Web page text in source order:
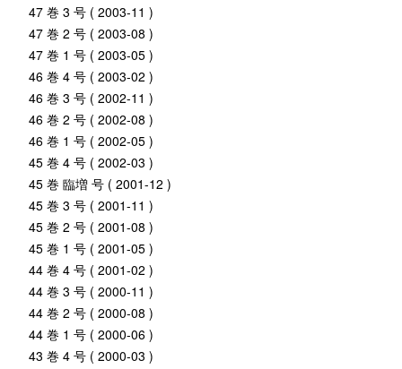
47 巻 3 号 ( 2003-11 )
47 巻 2 号 ( 2003-08 )
47 巻 1 号 ( 2003-05 )
46 巻 4 号 ( 2003-02 )
46 巻 3 号 ( 2002-11 )
46 巻 2 号 ( 2002-08 )
46 巻 1 号 ( 2002-05 )
45 巻 4 号 ( 2002-03 )
45 巻 臨増 号 ( 2001-12 )
45 巻 3 号 ( 2001-11 )
45 巻 2 号 ( 2001-08 )
45 巻 1 号 ( 2001-05 )
44 巻 4 号 ( 2001-02 )
44 巻 3 号 ( 2000-11 )
44 巻 2 号 ( 2000-08 )
44 巻 1 号 ( 2000-06 )
43 巻 4 号 ( 2000-03 )